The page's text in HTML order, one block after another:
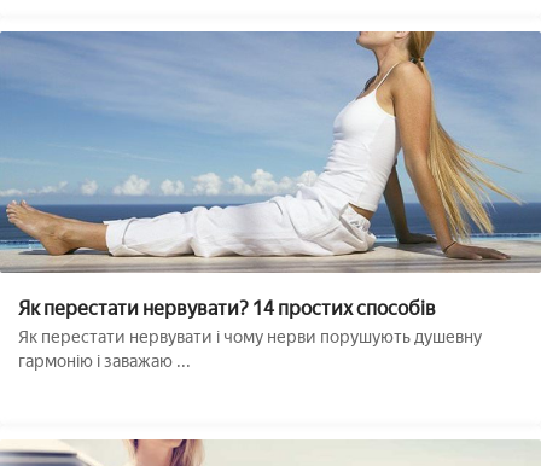
Як перестати нервувати? 14 простих способів
Як перестати нервувати і чому нерви порушують душевну
гармонію і заважаю ...